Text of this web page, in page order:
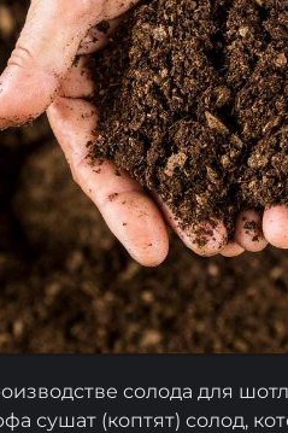
солода для
сушат (коптят) солод,